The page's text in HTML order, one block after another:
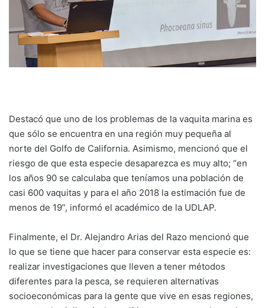
Destacó que uno de los problemas de la vaquita marina es
que sólo se encuentra en una región muy pequeña al
norte del Golfo de California. Asimismo, mencionó que el
riesgo de que esta especie desaparezca es muy alto; “en
los años 90 se calculaba que teníamos una población de
casi 600 vaquitas y para el año 2018 la estimación fue de
menos de 19”, informó el académico de la UDLAP.
Finalmente, el Dr. Alejandro Arias del Razo mencionó que
lo que se tiene que hacer para conservar esta especie es:
realizar investigaciones que lleven a tener métodos
diferentes para la pesca, se requieren alternativas
socioeconómicas para la gente que vive en esas regiones,